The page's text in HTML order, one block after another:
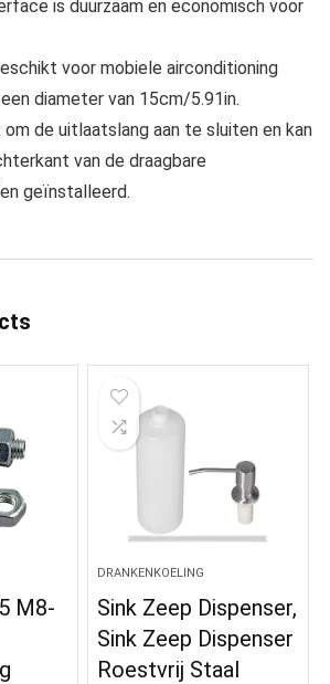
is duurzaam en economisch voor
voor mobiele airconditioning
diameter van 15cm/5.91in.
de uitlaatslang aan te sluiten en kan
van de draagbare
geïnstalleerd.
M8-
DRANKENKOELING
Sink Zeep Dispenser,
Sink Zeep Dispenser
Roestvrij Staal